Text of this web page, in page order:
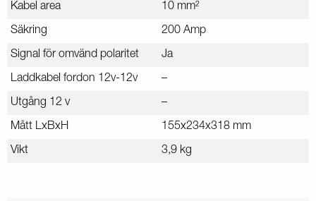
Kabel area 10 mm²
Säkring 200 Amp
Signal för omvänd polaritet Ja
Laddkabel fordon 12v-12v –
Utgång 12 v –
Mått LxBxH 155x234x318 mm
Vikt 3,9 kg